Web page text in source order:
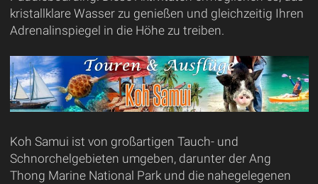
kristallklare Wasser zu genießen und gleichzeitig Ihren
Adrenalinspiegel in die Höhe zu treiben.
Koh Samui ist von großartigen Tauch- und
Schnorchelgebieten umgeben, darunter der Ang
Thong Marine National Park und die nahegelegenen